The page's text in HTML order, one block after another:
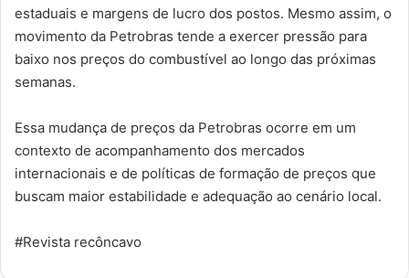
estaduais e margens de lucro dos postos. Mesmo assim, o
movimento da Petrobras tende a exercer pressão para
baixo nos preços do combustível ao longo das próximas
semanas.
Essa mudança de preços da Petrobras ocorre em um
contexto de acompanhamento dos mercados
internacionais e de políticas de formação de preços que
buscam maior estabilidade e adequação ao cenário local.
#Revista recôncavo